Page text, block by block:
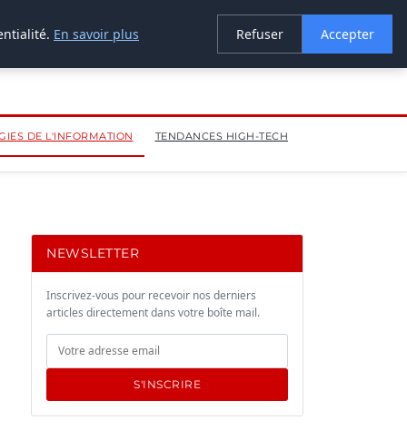
DE L'INFORMATION TENDANCES HIGH-TECH
NEWSLETTER
Inscrivez-vous pour recevoir nos derniers
articles directement dans votre boîte mail.
S'INSCRIRE
En savoir plus Refuser Accepter